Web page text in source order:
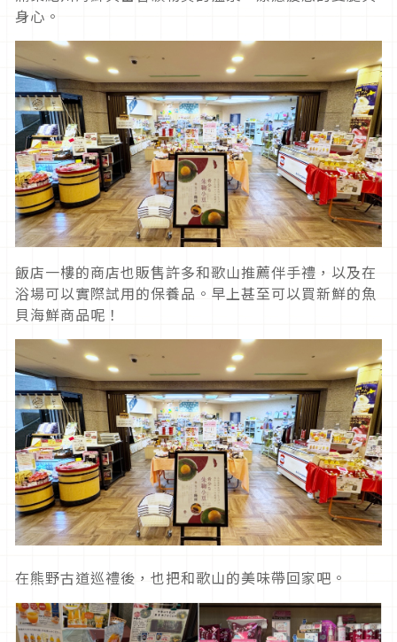
身心。
飯店一樓的商店也販售許多和歌山推薦伴手禮，以及在
浴場可以實際試用的保養品。早上甚至可以買新鮮的魚
貝海鮮商品呢！
在熊野古道巡禮後，也把和歌山的美味帶回家吧。